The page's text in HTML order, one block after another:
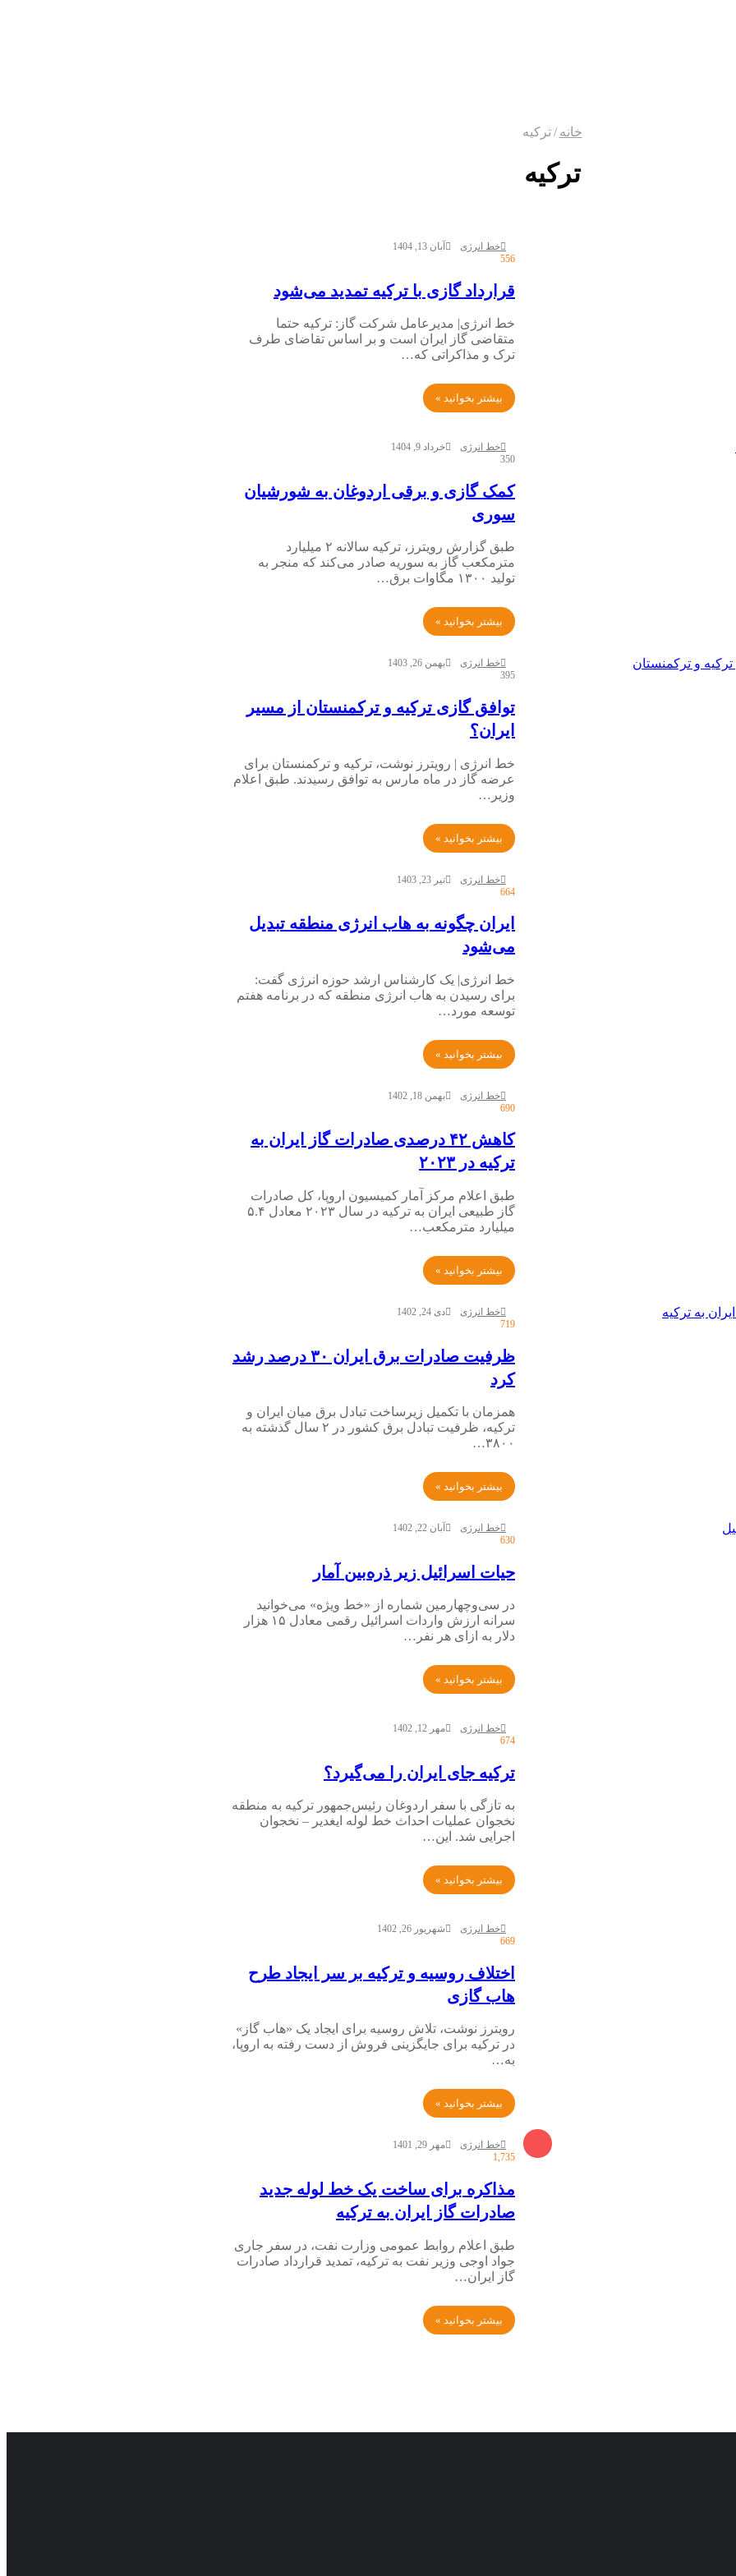
خانه / ترکیه
ترکیه
خط انرژی
آبان 13, 1404
556
قرارداد گازی با ترکیه تمدید می‌شود
خط انرژی| مدیرعامل شرکت گاز: ترکیه حتما
متقاضی گاز ایران است و بر اساس تقاضای طرف
ترک و مذاکراتی که…
بیشتر بخوانید »
خط انرژی
خرداد 9, 1404
350
کمک گازی و برقی اردوغان به شورشیان
سوری
طبق گزارش رویترز، ترکیه سالانه ۲ میلیارد
مترمکعب گاز به سوریه صادر می‌کند که منجر به
تولید ۱۳۰۰ مگاوات برق…
بیشتر بخوانید »
خط انرژی
بهمن 26, 1403
395
توافق گازی ترکیه و ترکمنستان از مسیر
ایران؟
خط انرژی | رویترز نوشت، ترکیه و ترکمنستان برای
عرضه گاز در ماه مارس به توافق رسیدند. طبق اعلام
وزیر…
بیشتر بخوانید »
خط انرژی
تیر 23, 1403
664
ایران چگونه به هاب انرژی منطقه تبدیل
می‌شود
خط انرژی| یک کارشناس ارشد حوزه انرژی گفت:
برای رسیدن به هاب انرژی منطقه که در برنامه هفتم
توسعه مورد…
بیشتر بخوانید »
خط انرژی
بهمن 18, 1402
690
کاهش ۴۲ درصدی صادرات گاز ایران به
ترکیه در ۲۰۲۳
طبق اعلام مرکز آمار کمیسیون اروپا، کل صادرات
گاز طبیعی ایران به ترکیه در سال ۲۰۲۳ معادل ۵.۴
میلیارد مترمکعب…
بیشتر بخوانید »
خط انرژی
دی 24, 1402
719
ظرفیت صادرات برق ایران ۳۰ درصد رشد
کرد
همزمان با تکمیل زیرساخت تبادل برق میان ایران و
ترکیه، ظرفیت تبادل برق کشور در ۲ سال گذشته به
۳۸۰۰…
بیشتر بخوانید »
خط انرژی
آبان 22, 1402
630
حیات اسرائیل زیر ذره‌بین آمار
در سی‌وچهارمین شماره از «خط ویژه» می‌خوانید
سرانه ارزش واردات اسرائیل رقمی معادل ۱۵ هزار
دلار به ازای هر نفر…
بیشتر بخوانید »
خط انرژی
مهر 12, 1402
674
ترکیه جای ایران را می‌گیرد؟
به تازگی با سفر اردوغان رئیس‌جمهور ترکیه به منطقه
نخجوان عملیات احداث خط لوله ایغدیر – نخجوان
اجرایی شد. این…
بیشتر بخوانید »
خط انرژی
شهریور 26, 1402
669
اختلاف روسیه و ترکیه بر سر ایجاد طرح
هاب گازی
رویترز نوشت، تلاش روسیه برای ایجاد یک «هاب گاز»
در ترکیه برای جایگزینی فروش از دست رفته به اروپا،
به…
بیشتر بخوانید »
خط انرژی
مهر 29, 1401
1,735
مذاکره برای ساخت یک خط لوله جدید
صادرات گاز ایران به ترکیه
طبق اعلام روابط عمومی وزارت نفت، در سفر جاری
جواد اوجی وزیر نفت به ترکیه، تمدید قرارداد صادرات
گاز ایران…
بیشتر بخوانید »